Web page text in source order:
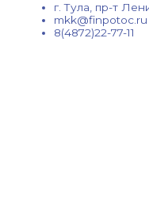
г. Тула, пр-т
mkk@finpotoc.ru
8(4872)22-77-11